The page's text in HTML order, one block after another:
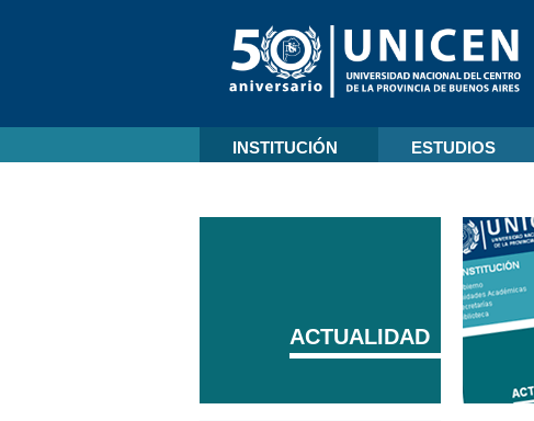
INSTITUCIÓN ESTUDIOS
ACTUALIDAD